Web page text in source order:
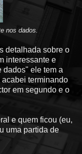
nos dados.
detalhada sobre o
interessante e
dados" ele tem a
terminando
em segundo e o
e quem ficou (eu,
uma partida de